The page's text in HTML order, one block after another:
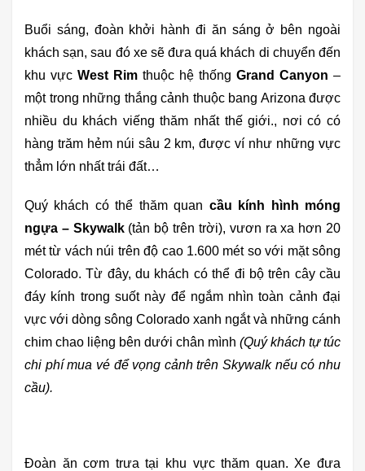
Buổi sáng, đoàn khởi hành đi ăn sáng ở bên ngoài
khách sạn, sau đó xe sẽ đưa quá khách di chuyển đến
khu vực West Rim thuộc hệ thống Grand Canyon –
một trong những thắng cảnh thuộc bang Arizona được
nhiều du khách viếng thăm nhất thế giới., nơi có có
hàng trăm hẻm núi sâu 2 km, được ví như những vực
thẳm lớn nhất trái đất…
Quý khách có thể thăm quan cầu kính hình móng
ngựa – Skywalk (tản bộ trên trời), vươn ra xa hơn 20
mét từ vách núi trên độ cao 1.600 mét so với mặt sông
Colorado. Từ đây, du khách có thể đi bộ trên cây cầu
đáy kính trong suốt này để ngắm nhìn toàn cảnh đại
vực với dòng sông Colorado xanh ngắt và những cánh
chim chao liệng bên dưới chân mình (Quý khách tự túc
chi phí mua vé để vọng cảnh trên Skywalk nếu có nhu
cầu).
Đoàn ăn cơm trưa tại khu vực thăm quan. Xe đưa